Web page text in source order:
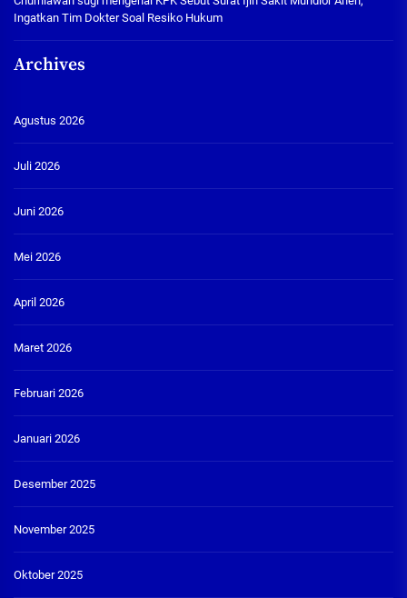
Ingatkan Tim Dokter Soal Resiko Hukum
Archives
Agustus 2026
Juli 2026
Juni 2026
Mei 2026
April 2026
Maret 2026
Februari 2026
Januari 2026
Desember 2025
November 2025
Oktober 2025